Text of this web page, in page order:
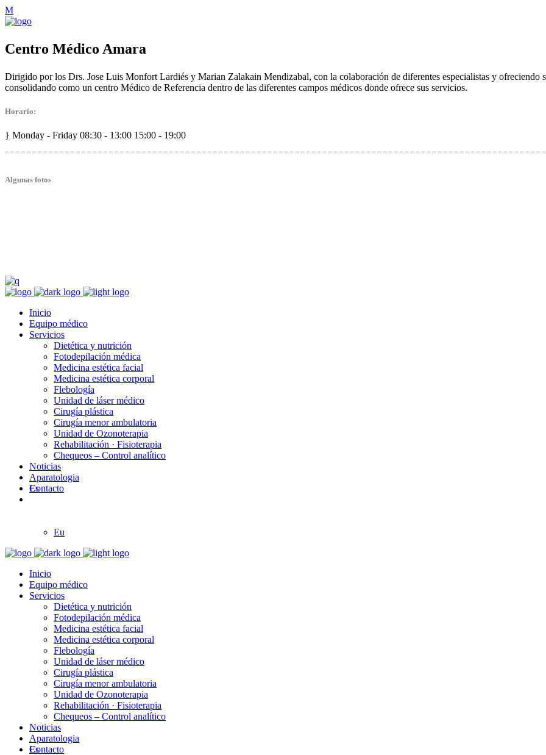
Centro Médico Amara
Dirigido por los Drs. Jose Luis Monfort Lardiés y Marian Zalakain Mendizabal, con la colaboración de diferentes especialistas y ofreciendo
consolidando como un centro Médico de Referencia dentro de las diferentes campos médicos donde ofrece sus servicios.
Horario:
Monday - Friday 08:30 - 13:00 15:00 - 19:00
Algunas fotos
Inicio
Equipo médico
Servicios
Dietética y nutrición
Fotodepilación médica
Medicina estética facial
Medicina estética corporal
Flebología
Unidad de láser médico
Cirugía plástica
Cirugía menor ambulatoria
Unidad de Ozonoterapia
Rehabilitación · Fisioterapia
Chequeos – Control analítico
Noticias
Aparatologia
Contacto
Es
Eu
Inicio
Equipo médico
Servicios
Dietética y nutrición
Fotodepilación médica
Medicina estética facial
Medicina estética corporal
Flebología
Unidad de láser médico
Cirugía plástica
Cirugía menor ambulatoria
Unidad de Ozonoterapia
Rehabilitación · Fisioterapia
Chequeos – Control analítico
Noticias
Aparatologia
Contacto
Es